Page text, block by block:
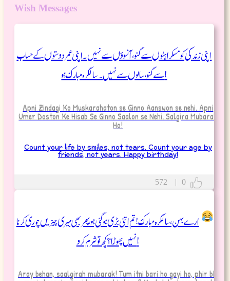
Wish Messages
اپنی زندگی کو مسکراہٹوں سے گنو، آنسوؤں سے نہیں۔ اپنی عمر دوستوں کے حساب
سےگنو، سالوں سے نہیں۔ سالگرہ مبارک ہو!
Apni Zindagi Ko Muskarahaton se Ginno Aanswon se nehi. Apni
Umer Doston Ke Hisab Se Ginno Saalon se Nehi. Salgira Mubarak
Ho!
Count your life by smiles, not tears. Count your age by
friends, not years. Happy birthday!
572 | 0
ارے بہن، سالگرہ مبارک! تم اتنی بڑی ہو گئی ہو، پھر بھی میری چیزیں چوری کرنا
نہیں چھوڑا؟ کچھ تو شرم کرو!
Aray behan, saalgirah mubarak! Tum itni bari ho gayi ho, phir bhi